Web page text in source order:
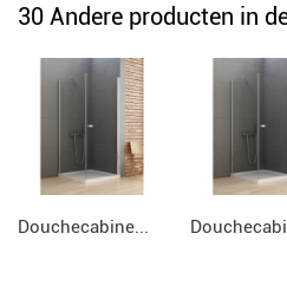
30 Andere producten in
Douchecabine...